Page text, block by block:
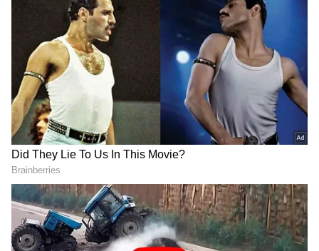
ಕೋಟಿ ಗಳಿಸುತ್ತಿದ್ದರೆ, ಇನ್ನೊಬ್ಬರು ₹10 ಲಕ್ಷ ಗಳಿಸುತ್ತಿದ್ದರೆ,
ಒಂದು ಹಂತದಲ್ಲಿ ಹೆಚ್ಚು ಗಳಿಸುತ್ತಿರುವ ಗಂಡನಿಗೆ ತಾನೇ
ಎಲ್ಲವನ್ನೂ ನೋಡಿಕೊಳ್ಳುತ್ತಿದ್ದೇನೆ ಎಂಬ ಭಾವನೆ
ಮೂಡಬಹುದು ಎಂದು ಹೇಳಿದ್ದಾರೆ.
ಸಮಗ್ರ ಸುದ್ದಿ ಮೂಲವನ್ನಾಗಿ asianet suvarna news ಅನ್ನು
ಆಯ್ಕೆ ಮಾಡಿಕೊಳ್ಳಿ